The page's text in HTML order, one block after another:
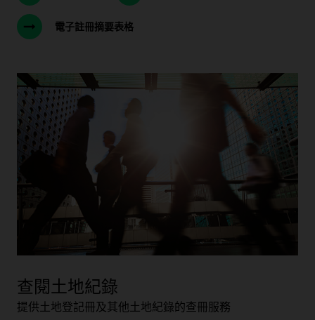
電子註冊摘要表格
查閱土地紀錄
提供土地登記冊及其他土地紀錄的查冊服務